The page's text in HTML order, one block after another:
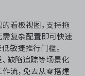
的看板视图，支持拖
需复杂配置即可快速
敏捷推行门槛。
缺陷追踪等场景化
流，免去从零搭建